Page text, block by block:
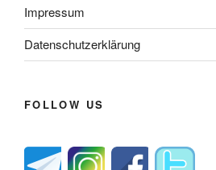
Impressum
Datenschutzerklärung
FOLLOW US